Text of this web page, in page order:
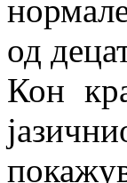
од
Кон